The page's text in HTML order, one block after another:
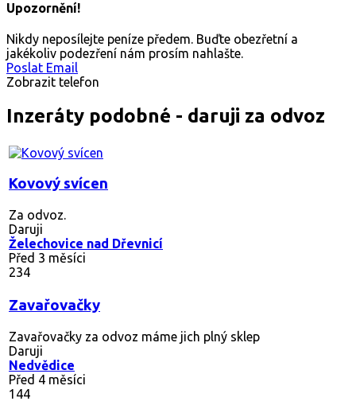
Upozornění!
Nikdy neposílejte peníze předem. Buďte obezřetní a
jakékoliv podezření nám prosím nahlašte.
Poslat Email
Zobrazit telefon
Inzeráty podobné - daruji za odvoz
Kovový svícen
Za odvoz.
Daruji
Želechovice nad Dřevnicí
Před 3 měsíci
234
Zavařovačky
Zavařovačky za odvoz máme jich plný sklep
Daruji
Nedvědice
Před 4 měsíci
144